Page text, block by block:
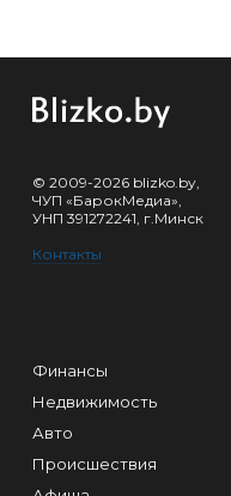
© 2009-2026 blizko.by,
ЧУП «БарокМедиа»,
УНП 391272241, г.Минск
Контакты
Финансы
Недвижимость
Авто
Происшествия